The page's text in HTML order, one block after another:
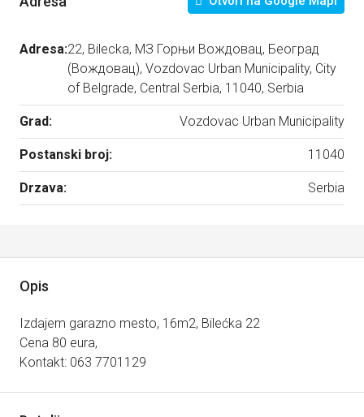
Adresa:22, Bilecka, МЗ Горњи Вождовац, Београд
(Вождовац), Vozdovac Urban Municipality, City
of Belgrade, Central Serbia, 11040, Serbia
Grad: Vozdovac Urban Municipality
Postanski broj: 11040
Drzava: Serbia
Opis
Izdajem garazno mesto, 16m2, Bilećka 22
Cena 80 eura,
Kontakt: 063 7701129